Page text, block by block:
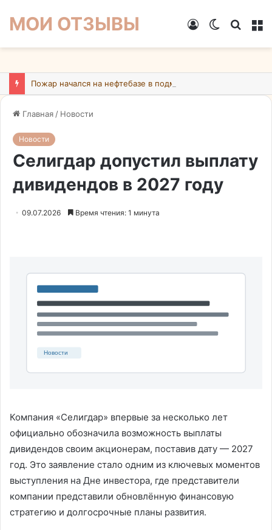
МОИ ОТЗЫВЫ
Switch
Войти
Главная / Новости
Новости
Селигдар допустил выплату
дивидендов в 2027 году
09.07.2026 Время чтения: 1 минута
Компания «Селигдар» впервые за несколько лет
официально обозначила возможность выплаты
дивидендов своим акционерам, поставив дату — 2027
год. Это заявление стало одним из ключевых моментов
выступления на Дне инвестора, где представители
компании представили обновлённую финансовую
стратегию и долгосрочные планы развития.